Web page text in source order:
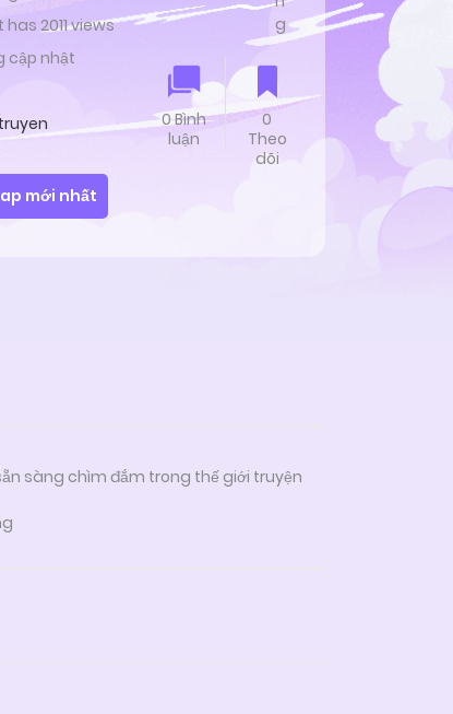
has 2011 views
cập nhật
g
0 Bình
luận
0
Theo
dõi
mới nhất
sàng chìm đắm trong thế giới truyện